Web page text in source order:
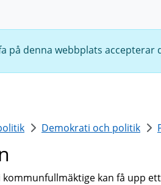
på denna webbplats accepterar
Demokrati och politik
kommunfullmäktige kan få upp